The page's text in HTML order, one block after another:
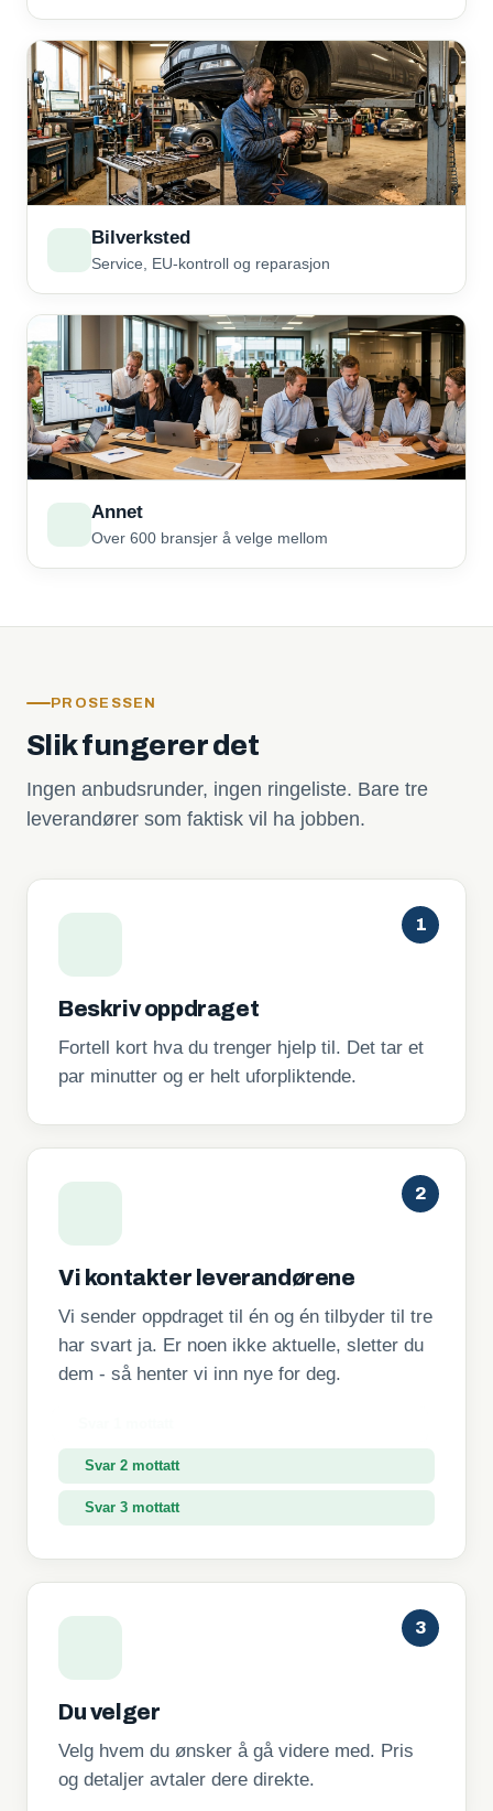
Bilverksted
Service, EU-kontroll og reparasjon
Annet
Over 600 bransjer å velge mellom
PROSESSEN
Slik fungerer det
Ingen anbudsrunder, ingen ringeliste. Bare tre
leverandører som faktisk vil ha jobben.
1
Beskriv oppdraget
Fortell kort hva du trenger hjelp til. Det tar et
par minutter og er helt uforpliktende.
2
Vi kontakter leverandørene
Vi sender oppdraget til én og én tilbyder til tre
har svart ja. Er noen ikke aktuelle, sletter du
dem - så henter vi inn nye for deg.
3
Du velger
Velg hvem du ønsker å gå videre med. Pris
og detaljer avtaler dere direkte.